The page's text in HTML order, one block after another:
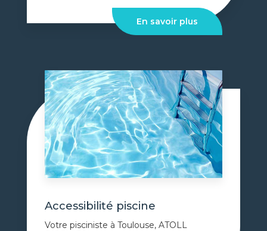
En savoir plus
Accessibilité piscine
Votre pisciniste à Toulouse, ATOLL